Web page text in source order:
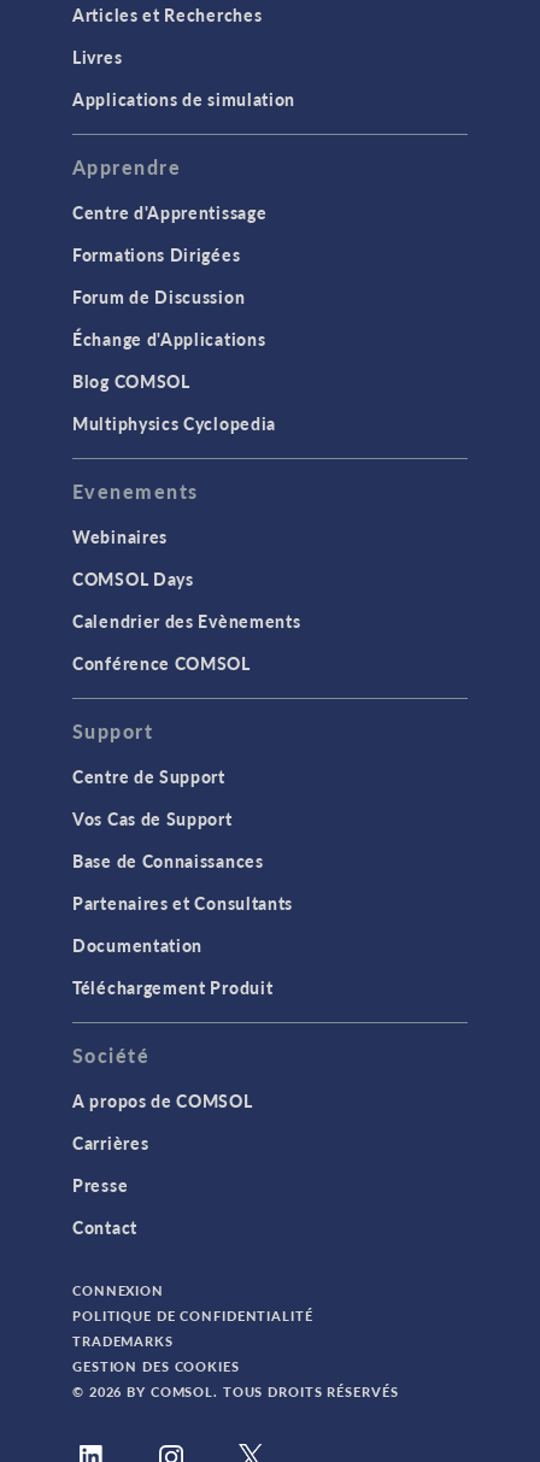
Articles et Recherches
Livres
Applications de simulation
Apprendre
Centre d'Apprentissage
Formations Dirigées
Forum de Discussion
Échange d'Applications
Blog COMSOL
Multiphysics Cyclopedia
Evenements
Webinaires
COMSOL Days
Calendrier des Evènements
Conférence COMSOL
Support
Centre de Support
Vos Cas de Support
Base de Connaissances
Partenaires et Consultants
Documentation
Téléchargement Produit
Société
A propos de COMSOL
Carrières
Presse
Contact
CONNEXION
POLITIQUE DE CONFIDENTIALITÉ
TRADEMARKS
GESTION DES COOKIES
© 2026 BY COMSOL. TOUS DROITS RÉSERVÉS